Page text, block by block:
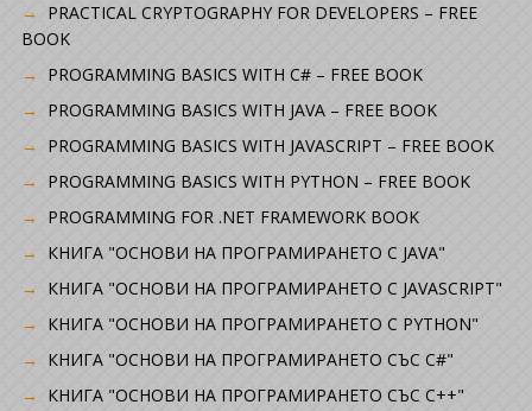
PRACTICAL CRYPTOGRAPHY FOR DEVELOPERS – FREE
BOOK
PROGRAMMING BASICS WITH C# – FREE BOOK
PROGRAMMING BASICS WITH JAVA – FREE BOOK
PROGRAMMING BASICS WITH JAVASCRIPT – FREE BOOK
PROGRAMMING BASICS WITH PYTHON – FREE BOOK
PROGRAMMING FOR .NET FRAMEWORK BOOK
КНИГА "ОСНОВИ НА ПРОГРАМИРАНЕТО С JAVA"
КНИГА "ОСНОВИ НА ПРОГРАМИРАНЕТО С JAVASCRIPT"
КНИГА "ОСНОВИ НА ПРОГРАМИРАНЕТО С PYTHON"
КНИГА "ОСНОВИ НА ПРОГРАМИРАНЕТО СЪС C#"
КНИГА "ОСНОВИ НА ПРОГРАМИРАНЕТО СЪС C++"